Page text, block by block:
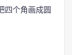
四个角画成圆